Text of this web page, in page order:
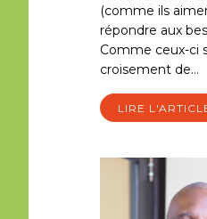
(comme ils
répondre aux
Comme ceux-ci
croisement de…
LIRE